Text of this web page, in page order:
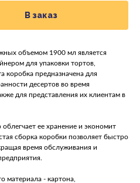
В заказ
объемом 1900 мл является
для упаковки тортов,
коробка предназначена для
десертов во время
для представления их клиентам в
ее хранение и экономит
сборка коробки позволяет быстро
время обслуживания и
материала - картона,